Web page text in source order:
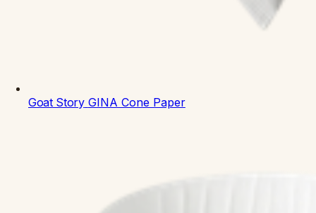
Goat Story GINA Cone Paper